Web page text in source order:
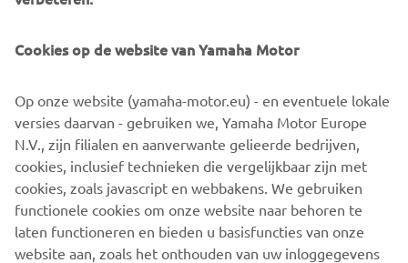
motorcycle journalist, and then brought to life by a
DISCOVER MORE
.
Cookies op de website van Yamaha Motor
Op onze website (yamaha-motor.eu) - en eventuele lokale
versies daarvan - gebruiken we, Yamaha Motor Europe
N.V., zijn filialen en aanverwante gelieerde bedrijven,
cookies, inclusief technieken die vergelijkbaar zijn met
cookies, zoals javascript en webbakens. We gebruiken
functionele cookies om onze website naar behoren te
laten functioneren en bieden u basisfuncties van onze
website aan, zoals het onthouden van uw inloggegevens